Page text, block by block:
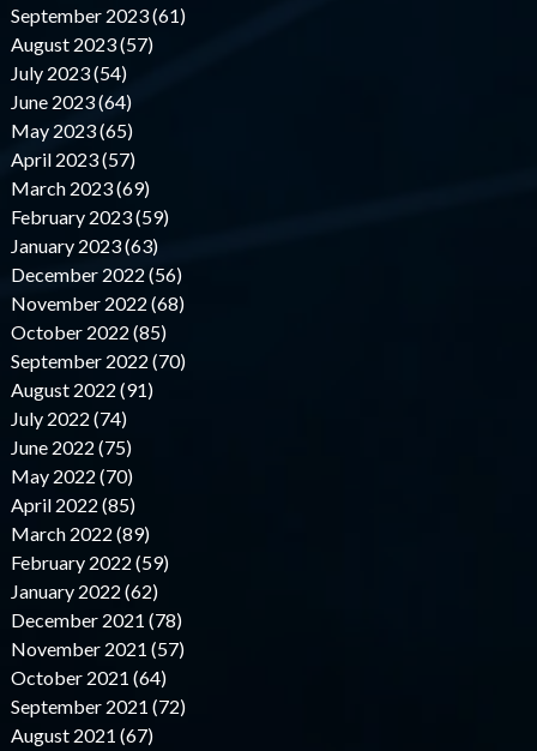
September 2023 (61)
August 2023 (57)
July 2023 (54)
June 2023 (64)
May 2023 (65)
April 2023 (57)
March 2023 (69)
February 2023 (59)
January 2023 (63)
December 2022 (56)
November 2022 (68)
October 2022 (85)
September 2022 (70)
August 2022 (91)
July 2022 (74)
June 2022 (75)
May 2022 (70)
April 2022 (85)
March 2022 (89)
February 2022 (59)
January 2022 (62)
December 2021 (78)
November 2021 (57)
October 2021 (64)
September 2021 (72)
August 2021 (67)